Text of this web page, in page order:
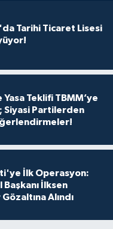
Tarihi Ticaret Lisesi
Teklifi TBMM’ye
Siyasi Partilerden
İlk Operasyon:
Başkanı İlksen
Alındı